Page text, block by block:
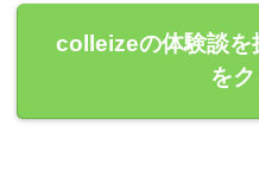
colleizeの体験談を
を